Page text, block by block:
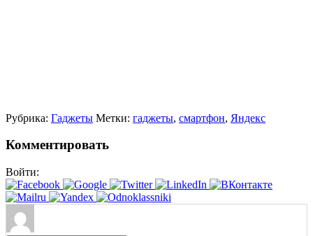
Рубрика: Гаджеты Метки: гаджеты, смартфон, Яндекс
Комментировать
Войти: